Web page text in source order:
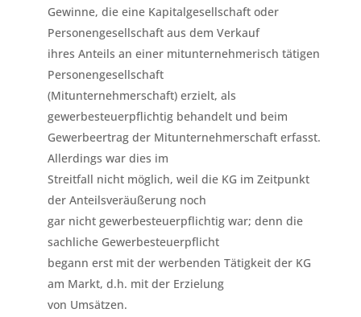
Gewinne, die eine Kapitalgesellschaft oder
Personengesellschaft aus dem Verkauf
ihres Anteils an einer mitunternehmerisch tätigen
Personengesellschaft
(Mitunternehmerschaft) erzielt, als
gewerbesteuerpflichtig behandelt und beim
Gewerbeertrag der Mitunternehmerschaft erfasst.
Allerdings war dies im
Streitfall nicht möglich, weil die KG im Zeitpunkt
der Anteilsveräußerung noch
gar nicht gewerbesteuerpflichtig war; denn die
sachliche Gewerbesteuerpflicht
begann erst mit der werbenden Tätigkeit der KG
am Markt, d.h. mit der Erzielung
von Umsätzen.